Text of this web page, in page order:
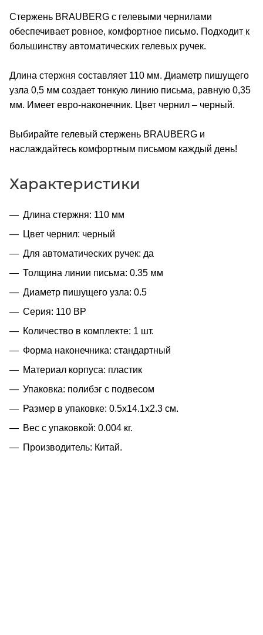
Стержень BRAUBERG с гелевыми чернилами
обеспечивает ровное, комфортное письмо. Подходит к
большинству автоматических гелевых ручек.
Длина стержня составляет 110 мм. Диаметр пишущего
узла 0,5 мм создает тонкую линию письма, равную 0,35
мм. Имеет евро-наконечник. Цвет чернил – черный.
Выбирайте гелевый стержень BRAUBERG и
наслаждайтесь комфортным письмом каждый день!
Характеристики
Длина стержня: 110 мм
Цвет чернил: черный
Для автоматических ручек: да
Толщина линии письма: 0.35 мм
Диаметр пишущего узла: 0.5
Серия: 110 BP
Количество в комплекте: 1 шт.
Форма наконечника: стандартный
Материал корпуса: пластик
Упаковка: полибэг с подвесом
Размер в упаковке: 0.5x14.1x2.3 см.
Вес с упаковкой: 0.004 кг.
Производитель: Китай.